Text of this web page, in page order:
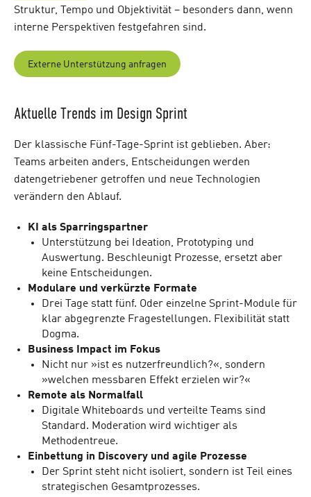
Struktur, Tempo und Objektivität – besonders dann, wenn
interne Perspektiven festgefahren sind.
Externe Unterstützung anfragen
Aktuelle Trends im Design Sprint
Der klassische Fünf-Tage-Sprint ist geblieben. Aber:
Teams arbeiten anders, Entscheidungen werden
datengetriebener getroffen und neue Technologien
verändern den Ablauf.
KI als Sparringspartner
Unterstützung bei Ideation, Prototyping und
Auswertung. Beschleunigt Prozesse, ersetzt aber
keine Entscheidungen.
Modulare und verkürzte Formate
Drei Tage statt fünf. Oder einzelne Sprint-Module für
klar abgegrenzte Fragestellungen. Flexibilität statt
Dogma.
Business Impact im Fokus
Nicht nur »ist es nutzerfreundlich?«, sondern
»welchen messbaren Effekt erzielen wir?«
Remote als Normalfall
Digitale Whiteboards und verteilte Teams sind
Standard. Moderation wird wichtiger als
Methodentreue.
Einbettung in Discovery und agile Prozesse
Der Sprint steht nicht isoliert, sondern ist Teil eines
strategischen Gesamtprozesses.